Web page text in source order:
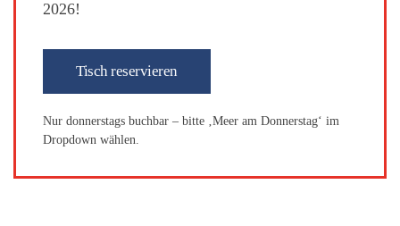
2026!
Tisch reservieren
Nur donnerstags buchbar – bitte ‚Meer am Donnerstag‘ im
Dropdown wählen.